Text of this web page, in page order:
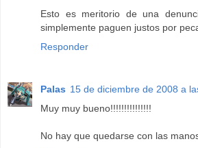
Esto es meritorio de una
simplemente paguen justos por
Responder
Palas 15 de diciembre de 2008 a
Muy muy bueno!!!!!!!!!!!!!!!
No hay que quedarse con las